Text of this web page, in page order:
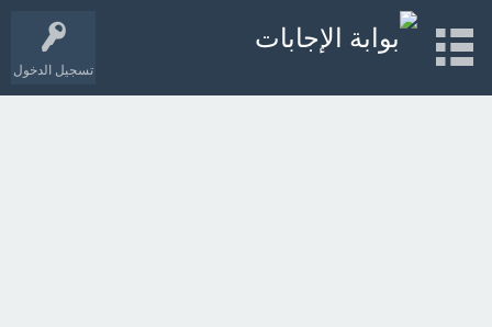
تسجيل الدخول